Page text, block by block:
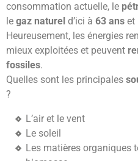
consommation actuelle, le
le gaz naturel d’ici à 63 ans et
Heureusement, les énergies
mieux exploitées et peuvent
fossiles.
Quelles sont les principales
?
L’air et le vent
Le soleil
Les matières organiques